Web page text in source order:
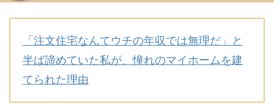
「注文住宅なんてウチの年収では無理だ」と
半ば諦めていた私が、憧れのマイホームを建
てられた理由